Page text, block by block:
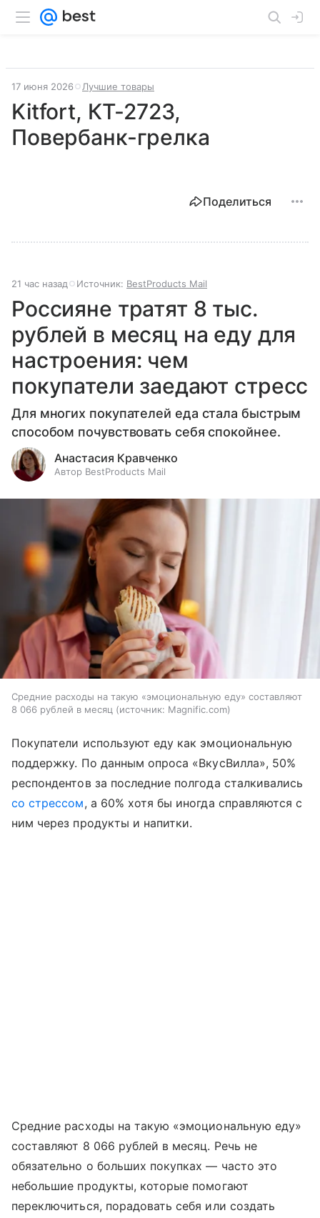
17 июня 2026 Лучшие товары
Kitfort, КТ-2723,
Повербанк-грелка
Поделиться
21 час назад Источник: BestProducts Mail
Россияне тратят 8 тыс.
рублей в месяц на еду для
настроения: чем
покупатели заедают стресс
Для многих покупателей еда стала быстрым
способом почувствовать себя спокойнее.
Анастасия Кравченко
Автор BestProducts Mail
Средние расходы на такую «эмоциональную еду» составляют
8 066 рублей в месяц
источник: Magnific.com
Покупатели используют еду как эмоциональную
поддержку. По данным опроса «ВкусВилла», 50%
респондентов за последние полгода сталкивались
со стрессом, а 60% хотя бы иногда справляются с
ним через продукты и напитки.
Средние расходы на такую «эмоциональную еду»
составляют 8 066 рублей в месяц. Речь не
обязательно о больших покупках — часто это
небольшие продукты, которые помогают
переключиться, порадовать себя или создать